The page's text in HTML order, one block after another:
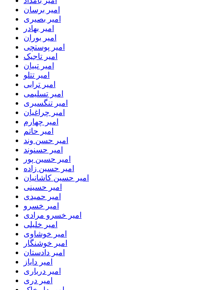
امیر برسان
امیر بصیری
امیر بهادر
امیر بوران
امیر پوستچی
امیر تاجیک
امیر تبیان
امیر تتلو
امیر ترابی
امیر تسلیمی
امیر تنگسیری
امیر چراغیان
امیر چهارم
امیر حاتم
امیر حسن وند
امیر حسنوند
امیر حسین پور
امیر حسین زاده
امیر حسین کاشانیان
امیر حسینی
امیر حمیدی
امیر خسرو
امیر خسرو مرادی
امیر خلیلی
امیر خوشاوی
امیر خوشنگار
امیر دادستان
امیر دایاز
امیر درباری
امیر دری